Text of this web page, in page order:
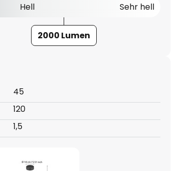
Hell Sehr hell
2000 Lumen
45
120
1,5